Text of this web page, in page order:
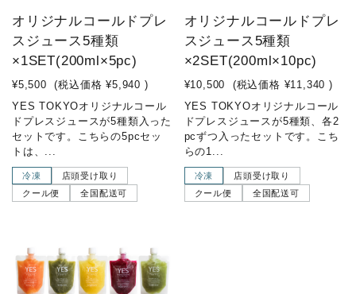
オリジナルコールドプレ
スジュース5種類
×1SET(200ml×5pc)
¥5,500 (税込価格 ¥5,940 )
YES TOKYOオリジナルコール
ドプレスジュースが5種類入った
セットです。こちらの5pcセッ
トは、...
冷凍
店頭受け取り
クール便
全国配送可
オリジナルコールドプレ
スジュース5種類
×2SET(200ml×10pc)
¥10,500 (税込価格 ¥11,340 )
YES TOKYOオリジナルコール
ドプレスジュースが5種類、各2
pcずつ入ったセットです。こち
らの1...
冷凍
店頭受け取り
クール便
全国配送可